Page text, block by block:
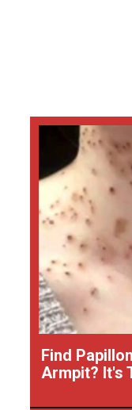
Find
Armpit? It's